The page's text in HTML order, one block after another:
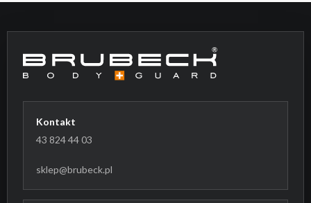
Kontakt
43 824 44 03
sklep@brubeck.pl